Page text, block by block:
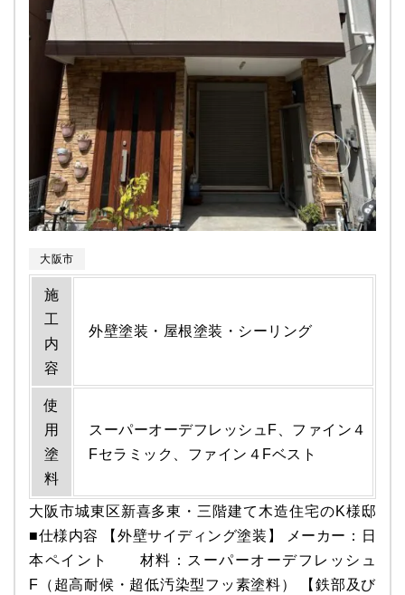
大阪市
施
工
内
容
外壁塗装・屋根塗装・シーリング
使
用
塗
料
スーパーオーデフレッシュF、ファイン４
Fセラミック、ファイン４Fベスト
大阪市城東区新喜多東・三階建て木造住宅のK様邸
■仕様内容 【外壁サイディング塗装】 メーカー：日
本ペイント 材料：スーパーオーデフレッシュ
F（超高耐候・超低汚染型フッ素塗料） 【鉄部及び